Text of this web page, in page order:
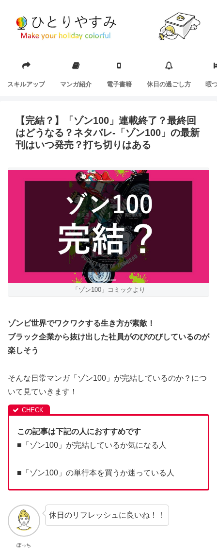
スキルアップ マンガ紹介 電子書籍 休日の過ごし方 暇
【完結？】「ゾン100」連載終了？最終回
はどうなる？ネタバレ-「ゾン100」の最新
刊はいつ発売？打ち切りはある
「ゾン100」コミックより
ゾンビ世界でワクワクする生き方が素敵！
ブラック企業から抜け出した社員がのびのびしているのが
楽しそう
そんな日常マンガ「ゾン100」が完結しているのか？につ
いて見ていきます！
この記事は下記の人におすすめです
■「ゾン100」が完結しているか気になる人
■「ゾン100」の単行本を買うか迷っている人
ぼっち
休日のリフレッシュに良いね！！